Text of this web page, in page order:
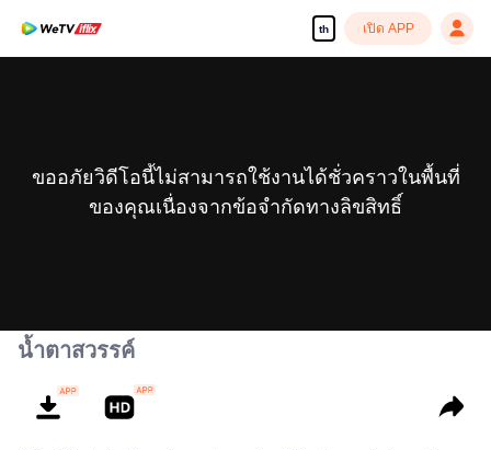
th เปิด APP
ขออภัยวิดีโอนี้ไม่สามารถใช้งานได้ชั่วคราวในพื้นที่
ของคุณเนื่องจากข้อจำกัดทางลิขสิทธิ์
น้ำตาสวรรค์